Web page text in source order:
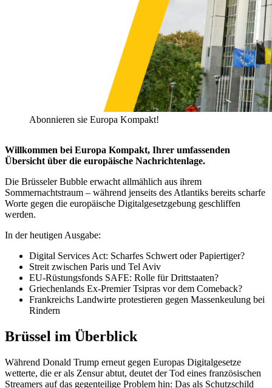
Abonnieren sie Europa Kompakt!
Willkommen bei Europa Kompakt, Ihrer umfassenden
Übersicht über die europäische Nachrichtenlage.
Die Brüsseler Bubble erwacht allmählich aus ihrem
Sommernachtstraum – während jenseits des Atlantiks bereits scharfe
Worte gegen die europäische Digitalgesetzgebung geschliffen
werden.
In der heutigen Ausgabe:
Digital Services Act: Scharfes Schwert oder Papiertiger?
Streit zwischen Paris und Tel Aviv
EU-Rüstungsfonds SAFE: Rolle für Drittstaaten?
Griechenlands Ex-Premier Tsipras vor dem Comeback?
Frankreichs Landwirte protestieren gegen Massenkeulung bei
Rindern
Brüssel im Überblick
Während Donald Trump erneut gegen Europas Digitalgesetze
wetterte, die er als Zensur abtut, deutet der Tod eines französischen
Streamers auf das gegenteilige Problem hin: Das als Schutzschild